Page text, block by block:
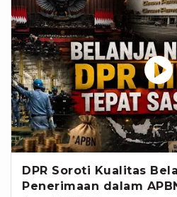
DPR Soroti Kualitas
Penerimaan dalam